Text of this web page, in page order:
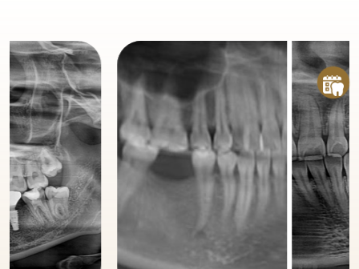
Đức tập trung vào các
phương pháp điều trị
dựa trên khoa học và
thực tiễn, đảm bảo
khách hàng có một hàm
răng vững chắc, thẩm
mỹ và sử dụng lâu dài.